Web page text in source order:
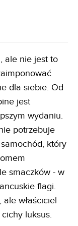
ale nie jest to
dla siebie. Od
jest
wydaniu.
potrzebuje
który
smaczków - w
flagi.
właściciel
luksus.